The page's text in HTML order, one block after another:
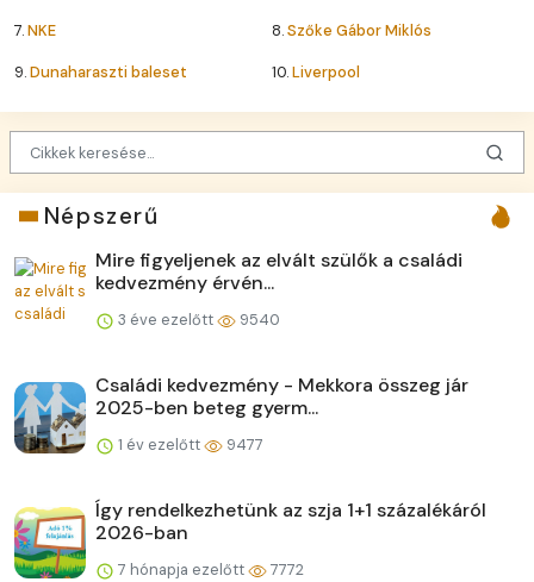
7.NKE 8.Szőke Gábor Miklós
9.Dunaharaszti baleset 10.Liverpool
Népszerű
Mire figyeljenek az elvált szülők a családi
kedvezmény érvén...
3 éve ezelőtt 9540
Családi kedvezmény - Mekkora összeg jár
2025-ben beteg gyerm...
1 év ezelőtt 9477
Így rendelkezhetünk az szja 1+1 százalékáról
2026-ban
7 hónapja ezelőtt 7772